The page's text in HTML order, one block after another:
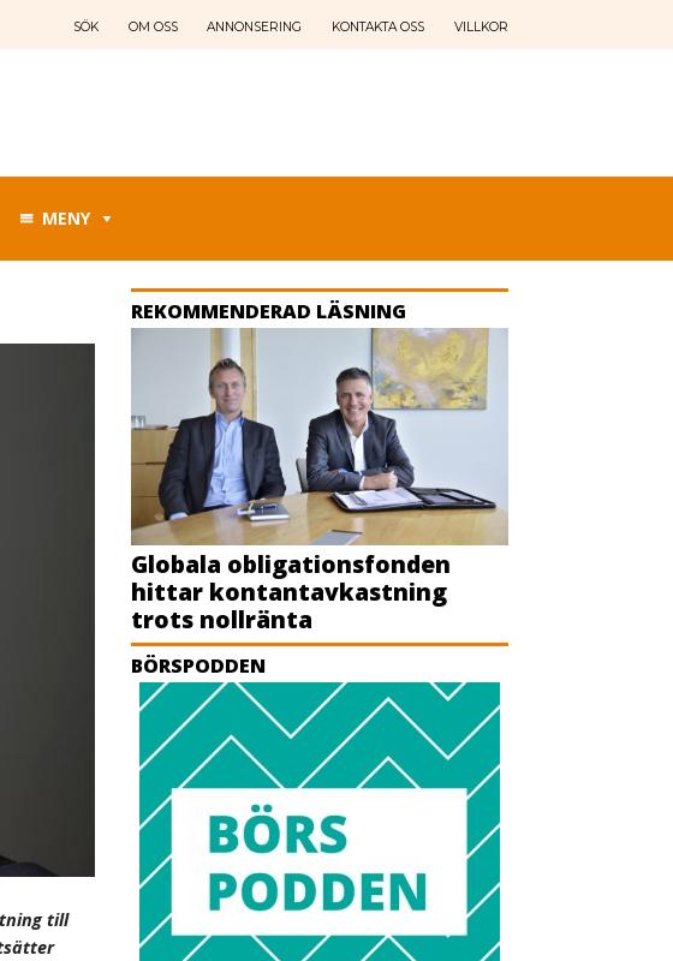
SÖK OM OSS ANNONSERING KONTAKTA OSS VILLKOR
MENY
till
REKOMMENDERAD LÄSNING
Globala obligationsfonden
hittar kontantavkastning
trots nollränta
BÖRSPODDEN